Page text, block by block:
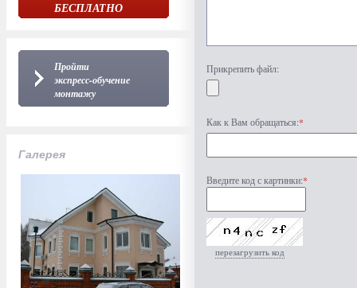
БЕСПЛАТНО
Пройти
экспресс-обучение
монтажу
Галерея
Прикрепить файл:
Как к Вам обращаться:*
Введите код с картинки:*
перезагрузить код